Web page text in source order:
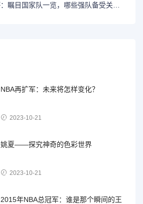
2023女足世界杯：瞩目国家队一览，哪些强队备受关注？
NBA再扩军：未来将怎样变化？
2023-10-21
姚夏——探究神奇的色彩世界
2023-10-21
2015年NBA总冠军：谁是那个瞬间的王